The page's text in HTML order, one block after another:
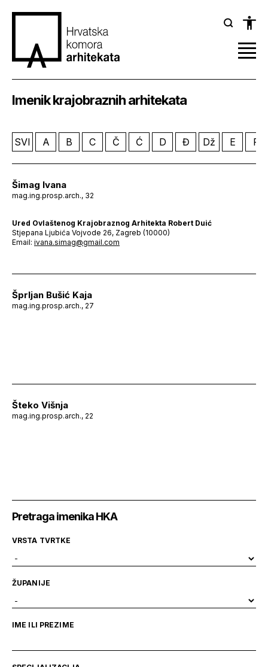
Imenik krajobraznih arhitekata
SVI A B C Č Ć D Đ Dž E F
Šimag Ivana
mag.ing.prosp.arch., 32
Ured Ovlaštenog Krajobraznog Arhitekta Robert Duić
Stjepana Ljubića Vojvode 26, Zagreb (10000)
Email: ivana.simag@gmail.com
Šprljan Bušić Kaja
mag.ing.prosp.arch., 27
Šteko Višnja
mag.ing.prosp.arch., 22
Pretraga imenika HKA
VRSTA TVRTKE
ŽUPANIJE
IME ILI PREZIME